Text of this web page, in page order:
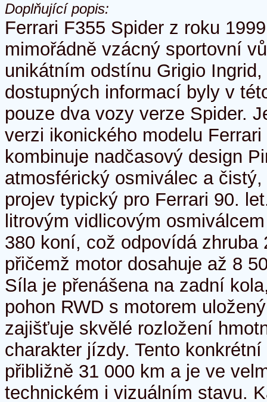
Doplňující popis:
Ferrari F355 Spider z roku
mimořádně vzácný sportovní
unikátním odstínu Grigio
dostupných informací byly v
pouze dva vozy verze Spider.
verzi ikonického modelu
kombinuje nadčasový design
atmosférický osmiválec a
projev typický pro Ferrari 90.
litrovým vidlicovým
380 koní, což odpovídá zhruba
přičemž motor dosahuje až 8
Síla je přenášena na zadní
pohon RWD s motorem
zajišťuje skvělé rozložení
charakter jízdy. Tento
přibližně 31 000 km a je ve
technickém i vizuálním stavu.